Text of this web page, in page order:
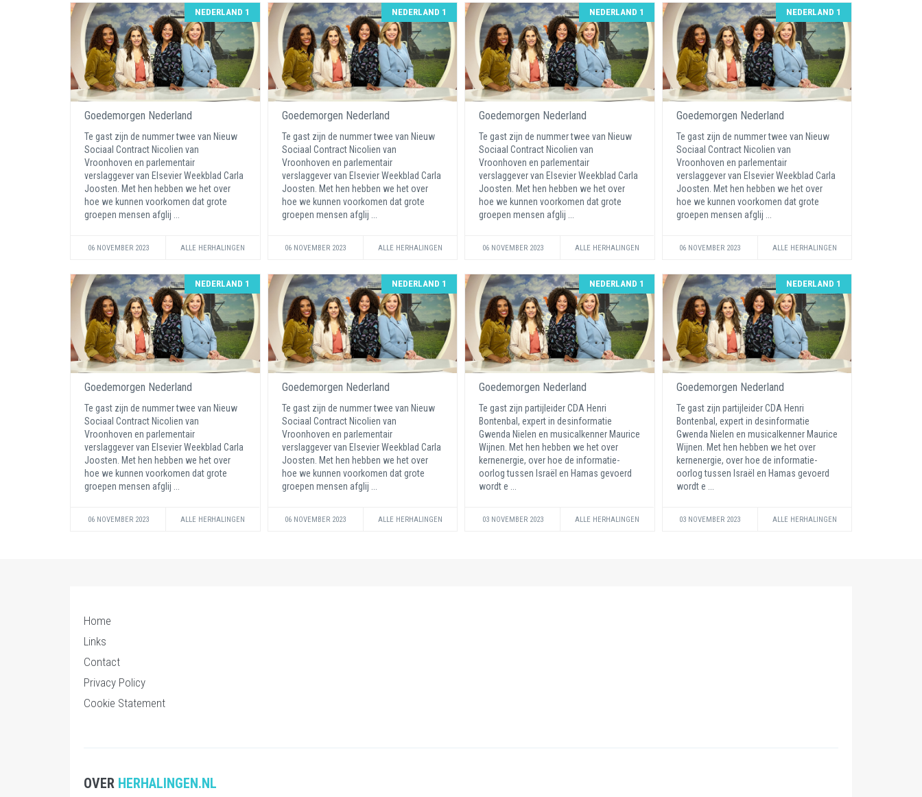
NEDERLAND 1
Goedemorgen Nederland
Te gast zijn de nummer twee van Nieuw
Sociaal Contract Nicolien van
Vroonhoven en parlementair
verslaggever van Elsevier Weekblad Carla
Joosten. Met hen hebben we het over
hoe we kunnen voorkomen dat grote
groepen mensen afglij ...
06 NOVEMBER 2023 ALLE HERHALINGEN
NEDERLAND 1
Goedemorgen Nederland
Te gast zijn de nummer twee van Nieuw
Sociaal Contract Nicolien van
Vroonhoven en parlementair
verslaggever van Elsevier Weekblad Carla
Joosten. Met hen hebben we het over
hoe we kunnen voorkomen dat grote
groepen mensen afglij ...
06 NOVEMBER 2023 ALLE HERHALINGEN
NEDERLAND 1
Goedemorgen Nederland
Te gast zijn de nummer twee van Nieuw
Sociaal Contract Nicolien van
Vroonhoven en parlementair
verslaggever van Elsevier Weekblad Carla
Joosten. Met hen hebben we het over
hoe we kunnen voorkomen dat grote
groepen mensen afglij ...
06 NOVEMBER 2023 ALLE HERHALINGEN
NEDERLAND 1
Goedemorgen Nederland
Te gast zijn de nummer twee van Nieuw
Sociaal Contract Nicolien van
Vroonhoven en parlementair
verslaggever van Elsevier Weekblad Carla
Joosten. Met hen hebben we het over
hoe we kunnen voorkomen dat grote
groepen mensen afglij ...
06 NOVEMBER 2023 ALLE HERHALINGEN
NEDERLAND 1
Goedemorgen Nederland
Te gast zijn de nummer twee van Nieuw
Sociaal Contract Nicolien van
Vroonhoven en parlementair
verslaggever van Elsevier Weekblad Carla
Joosten. Met hen hebben we het over
hoe we kunnen voorkomen dat grote
groepen mensen afglij ...
06 NOVEMBER 2023 ALLE HERHALINGEN
NEDERLAND 1
Goedemorgen Nederland
Te gast zijn de nummer twee van Nieuw
Sociaal Contract Nicolien van
Vroonhoven en parlementair
verslaggever van Elsevier Weekblad Carla
Joosten. Met hen hebben we het over
hoe we kunnen voorkomen dat grote
groepen mensen afglij ...
06 NOVEMBER 2023 ALLE HERHALINGEN
NEDERLAND 1
Goedemorgen Nederland
Te gast zijn partijleider CDA Henri
Bontenbal, expert in desinformatie
Gwenda Nielen en musicalkenner Maurice
Wijnen. Met hen hebben we het over
kernenergie, over hoe de informatie-
oorlog tussen Israël en Hamas gevoerd
wordt e ...
03 NOVEMBER 2023 ALLE HERHALINGEN
NEDERLAND 1
Goedemorgen Nederland
Te gast zijn partijleider CDA Henri
Bontenbal, expert in desinformatie
Gwenda Nielen en musicalkenner Maurice
Wijnen. Met hen hebben we het over
kernenergie, over hoe de informatie-
oorlog tussen Israël en Hamas gevoerd
wordt e ...
03 NOVEMBER 2023 ALLE HERHALINGEN
Home
Links
Contact
Privacy Policy
Cookie Statement
OVER HERHALINGEN.NL